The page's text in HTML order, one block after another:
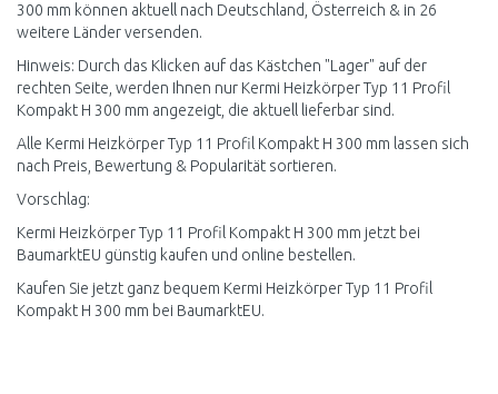
300 mm können aktuell nach Deutschland, Österreich & in 26
weitere Länder versenden.
Hinweis: Durch das Klicken auf das Kästchen "Lager" auf der
rechten Seite, werden Ihnen nur Kermi Heizkörper Typ 11 Profil
Kompakt H 300 mm angezeigt, die aktuell lieferbar sind.
Alle Kermi Heizkörper Typ 11 Profil Kompakt H 300 mm lassen sich
nach Preis, Bewertung & Popularität sortieren.
Vorschlag:
Kermi Heizkörper Typ 11 Profil Kompakt H 300 mm jetzt bei
BaumarktEU günstig kaufen und online bestellen.
Kaufen Sie jetzt ganz bequem Kermi Heizkörper Typ 11 Profil
Kompakt H 300 mm bei BaumarktEU.